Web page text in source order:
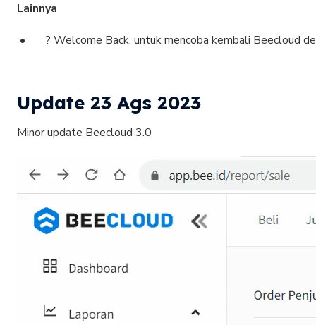
Lainnya
? Welcome Back, untuk mencoba kembali Beecloud
Update 23 Ags 2023
Minor update Beecloud 3.0